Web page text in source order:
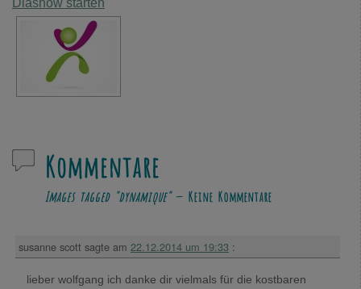
Diashow starten
Kommentare
Images tagged "dynamique"— Keine Kommentare
susanne scott sagte am 22.12.2014 um 19:33 :
lieber wolfgang ich danke dir vielmals für die kostbaren